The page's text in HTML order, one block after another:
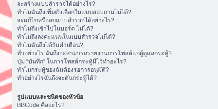
จะสร้างแบบสำรวจได้อย่างไร?
ทำไมฉันถึงเพิ่มตัวเลือกในแบบสอบถามไม่ได้?
จะแก้ไขหรือลบแบบสำรวจได้อย่างไร?
ทำไมถึงเข้าไปในบอร์ด ไม่ได้?
ทำไมถึงลงคะแนนในแบบสำรวจไม่ได้?
ทำไมฉันถึงได้รับคำเตือน?
ทำอย่างไร ฉันถึงจะสามารถรายงานการโพสต์แก่ผู้ดูแลกระทู้?
ปุ่ม “บันทึก” ในการโพสต์กระทู้มีไว้ทำอะไร?
ทำไมกระทู้ของฉันต้องรอการอนุมัติ?
ทำอย่างไรฉันถึงจะดันกระทู้ได้?
รูปแบบและชนิดของหัวข้อ
BBCode คืออะไร?